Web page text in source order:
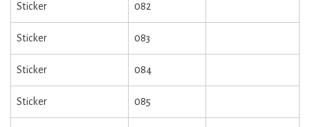
Sticker 082
Sticker 083
Sticker 084
Sticker 085